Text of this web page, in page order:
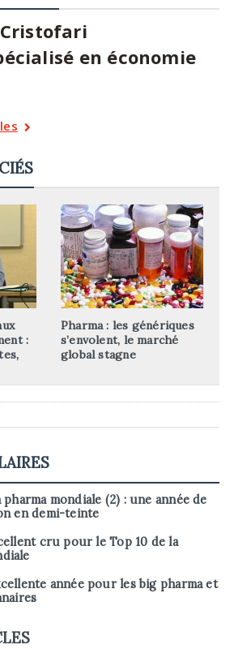
Cristofari
en économie
:
Pharma : les génériques
s’envolent, le marché
global stagne
pharma mondiale (2) : une année de
en demi-teinte
cru pour le Top 10 de la
année pour les big pharma et